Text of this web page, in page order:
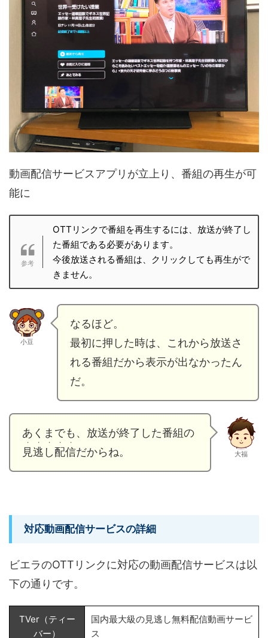
動画配信サービスアプリが立上り、番組の再生が可
能に
OTTリンクで番組を再生するには、放送が終了し
た番組である必要があります。
今後放送される番組は、クリックしても再生がで
きません。
小豆
なるほど。
最初に押した時は、これから放送さ
れる番組だから表示が出なかったん
だ。
あくまでも、放送が終了した番組の
見逃し配信
・・・・・
だからね。 大福
対応動画配信サービスの詳細
ビエラのOTTリンクに対応の動画配信サービスは以
下の通りです。
TVer（ティー
バー）
国内最大級の見逃し無料配信動画サービ
ス